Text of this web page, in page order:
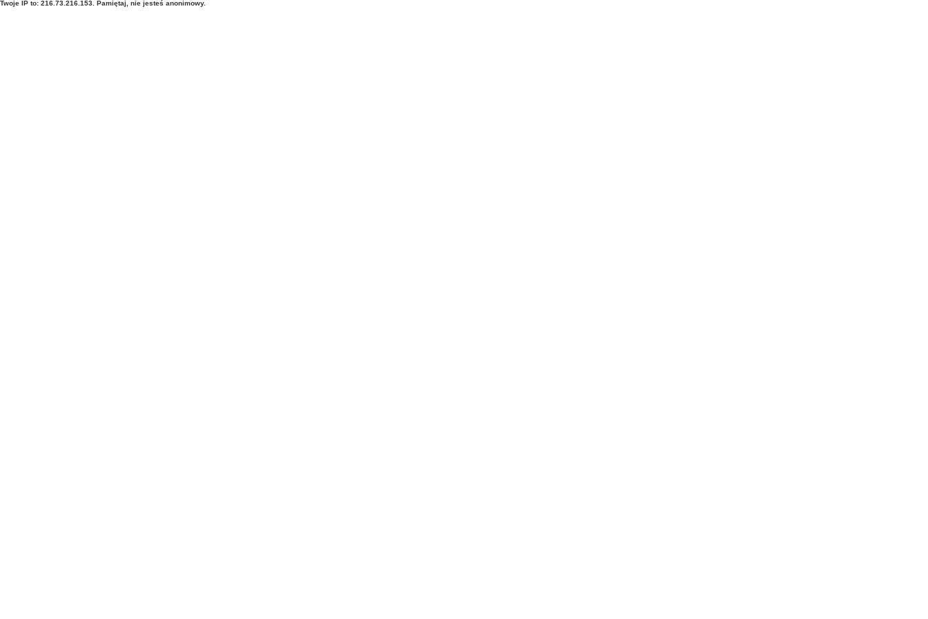
Twoje IP to: 216.73.216.153. Pamiętaj, nie jesteś anonimowy.